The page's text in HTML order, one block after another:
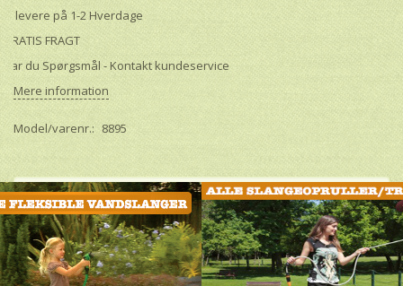
Vi levere på 1-2 Hverdage
GRATIS FRAGT
Har du Spørgsmål - Kontakt kundeservice
Mere information
Model/varenr.: 8895